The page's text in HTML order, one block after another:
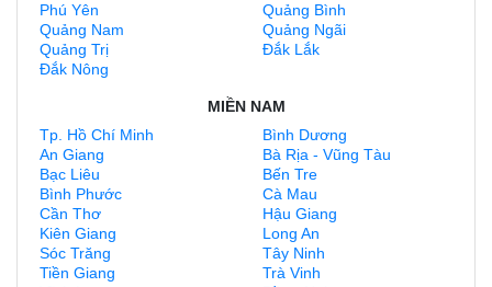
Phú Yên
Quảng Bình
Quảng Nam
Quảng Ngãi
Quảng Trị
Đắk Lắk
Đắk Nông
MIỀN NAM
Tp. Hồ Chí Minh
Bình Dương
An Giang
Bà Rịa - Vũng Tàu
Bạc Liêu
Bến Tre
Bình Phước
Cà Mau
Cần Thơ
Hậu Giang
Kiên Giang
Long An
Sóc Trăng
Tây Ninh
Tiền Giang
Trà Vinh